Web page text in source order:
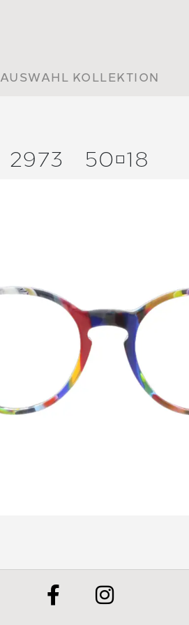
AUSWAHL KOLLEKTION
2973 5018